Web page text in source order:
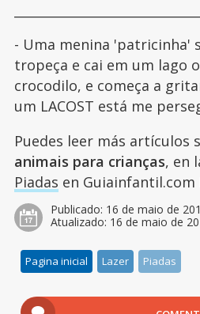
- Uma menina 'patricinha'
tropeça e cai em um lago
crocodilo, e começa a
um LACOST está me
Puedes leer más artículos
animais para crianças, en
Piadas en Guiainfantil.com
Publicado: 16 de maio de
Atualizado: 16 de maio de
Pagina inicial Lazer Piadas